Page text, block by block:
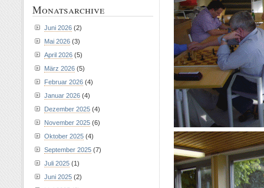
Monatsarchive
Juni 2026 (2)
Mai 2026 (3)
April 2026 (5)
März 2026 (5)
Februar 2026 (4)
Januar 2026 (4)
Dezember 2025 (4)
November 2025 (6)
Oktober 2025 (4)
September 2025 (7)
Juli 2025 (1)
Juni 2025 (2)